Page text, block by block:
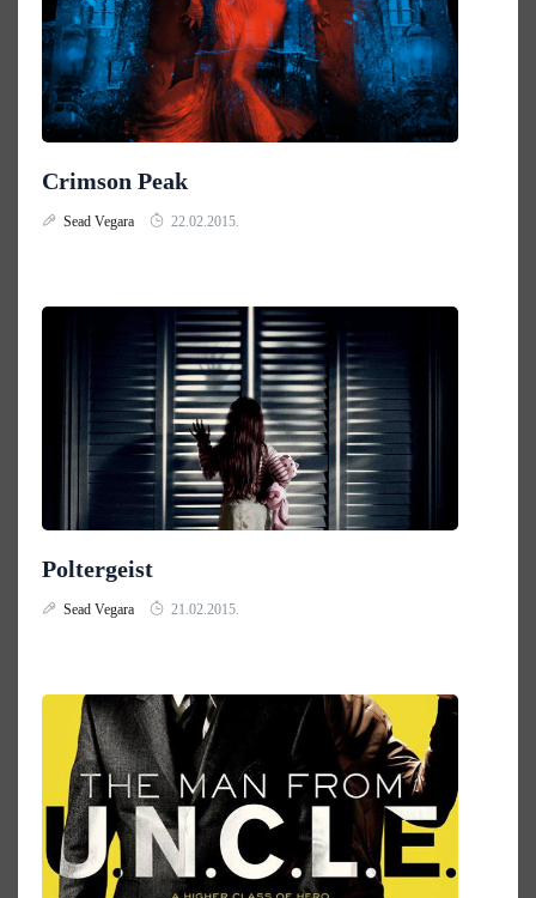
Crimson Peak
Sead Vegara 22.02.2015.
Poltergeist
Sead Vegara 21.02.2015.